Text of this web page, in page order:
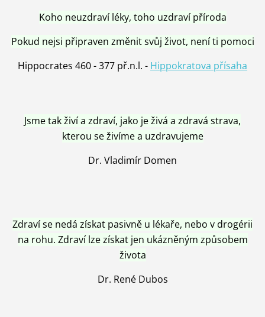
Koho neuzdraví léky, toho uzdraví příroda
Pokud nejsi připraven změnit svůj život, není ti pomoci
Hippocrates 460 - 377 př.n.l. - Hippokratova přísaha
Jsme tak živí a zdraví, jako je živá a zdravá strava,
kterou se živíme a uzdravujeme
Dr. Vladimír Domen
Zdraví se nedá získat pasivně u lékaře, nebo v drogérii
na rohu. Zdraví lze získat jen ukázněným způsobem
života
Dr. René Dubos